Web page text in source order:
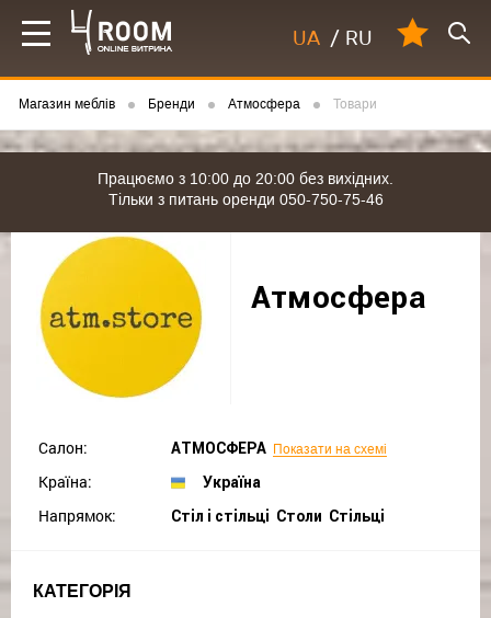
UA / RU
Магазин меблів Бренди Атмосфера Товари
Працюємо з 10:00 до 20:00 без вихідних.
Тільки з питань оренди 050-750-75-46
Атмосфера
Салон: АТМОСФЕРА Показати на схемі
Країна: Україна
Напрямок: Cтіл і стільці Столи Стільці
КАТЕГОРІЯ